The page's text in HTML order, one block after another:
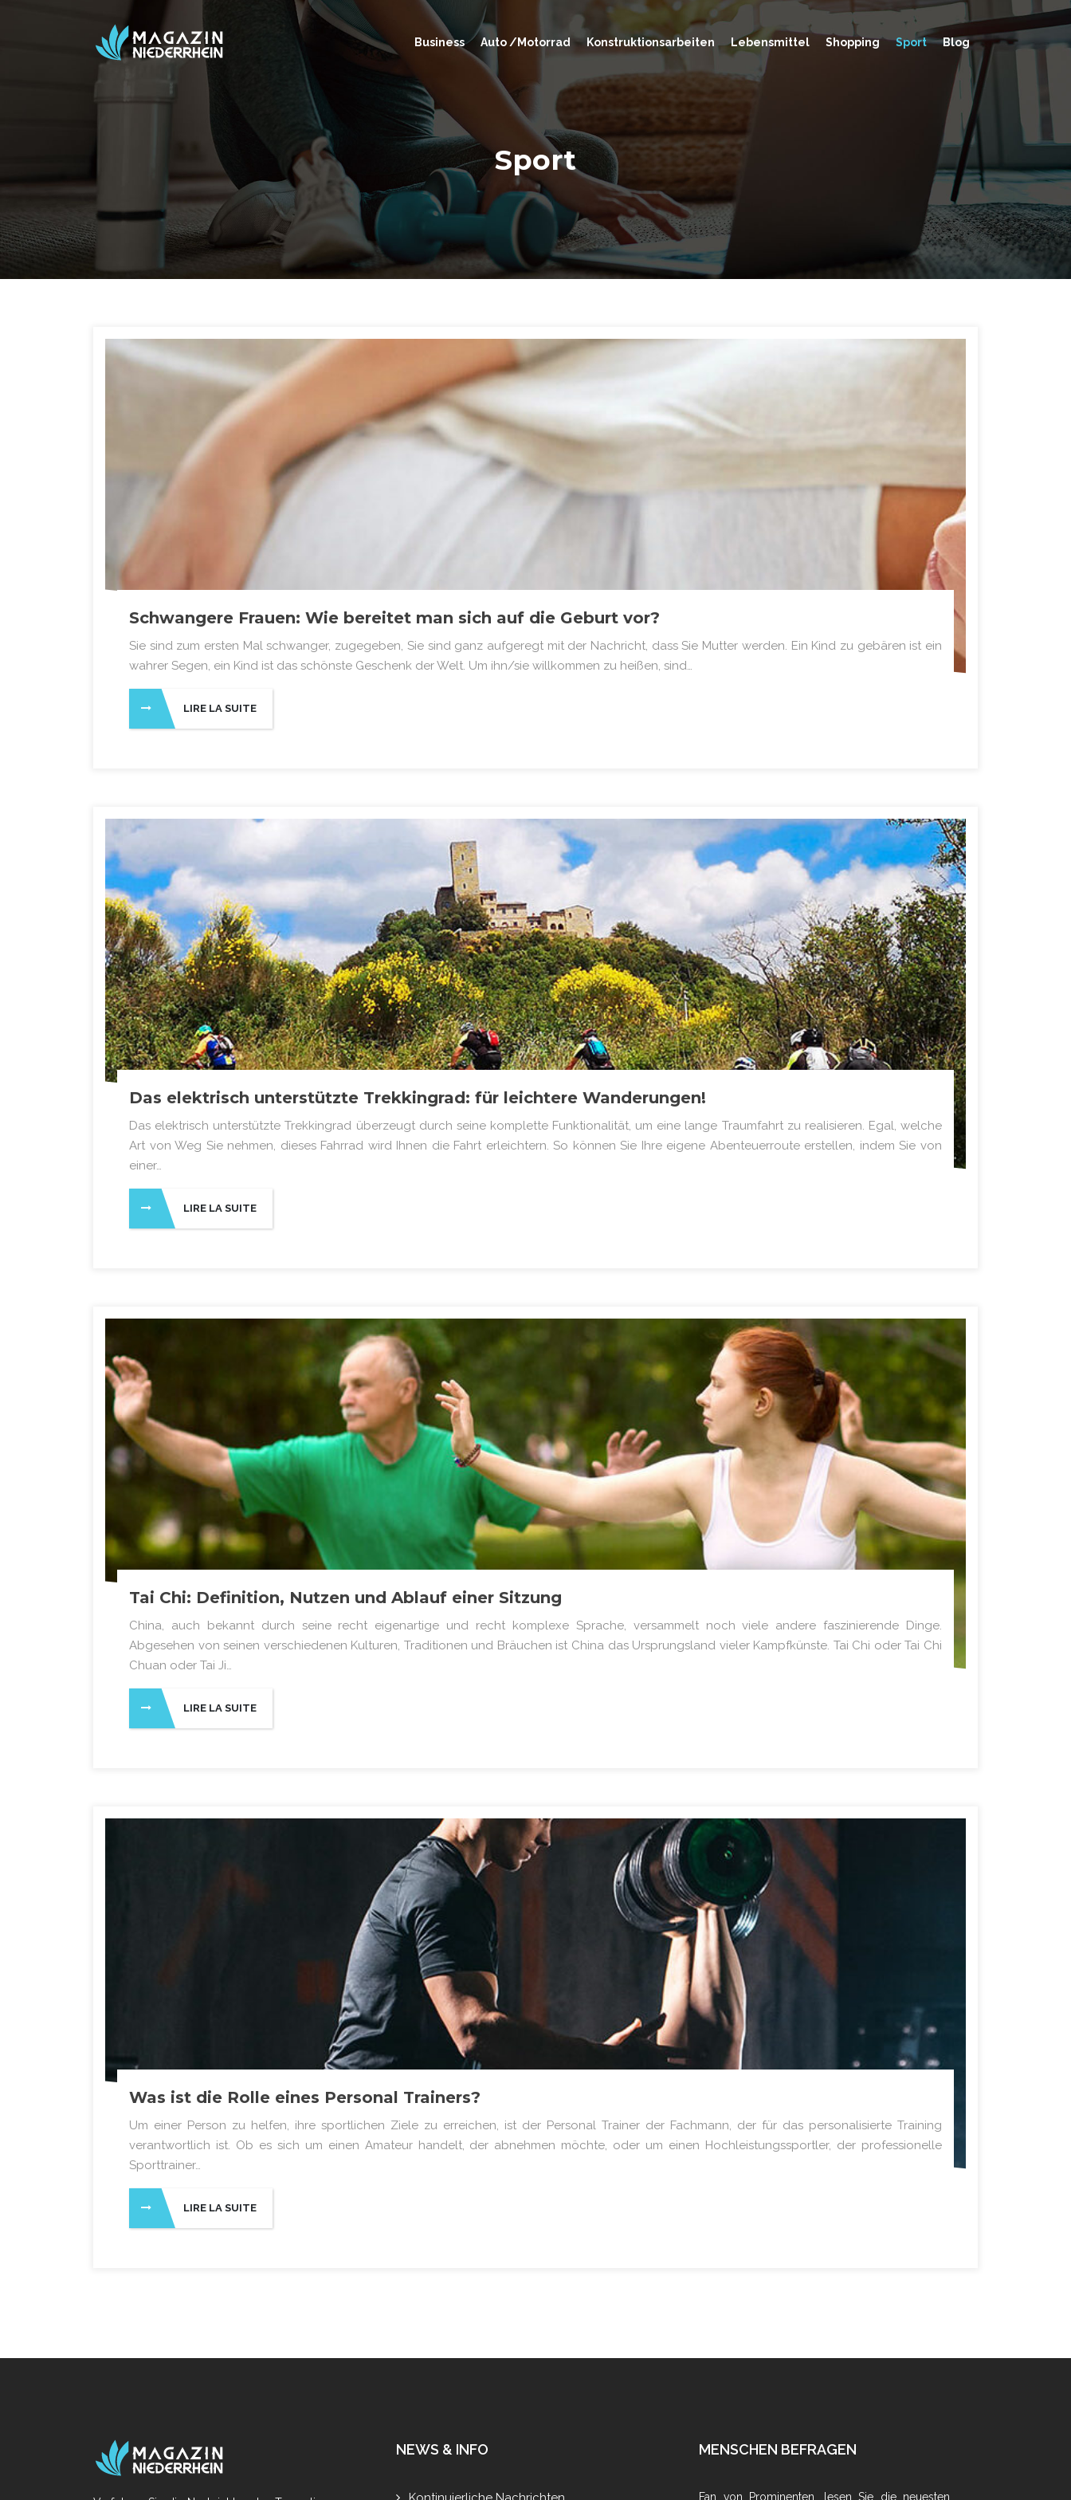
Business Auto /Motorrad Konstruktionsarbeiten Lebensmittel Shopping Sport Blog
Sport
Schwangere Frauen: Wie bereitet man sich auf die Geburt vor?
Sie sind zum ersten Mal schwanger, zugegeben, Sie sind ganz aufgeregt mit der Nachricht, dass Sie Mutter werden. Ein Kind zu gebären ist ein
wahrer Segen, ein Kind ist das schönste Geschenk der Welt. Um ihn/sie willkommen zu heißen, sind…
LIRE LA SUITE
Das elektrisch unterstützte Trekkingrad: für leichtere Wanderungen!
Das elektrisch unterstützte Trekkingrad überzeugt durch seine komplette Funktionalität, um eine lange Traumfahrt zu realisieren. Egal, welche
Art von Weg Sie nehmen, dieses Fahrrad wird Ihnen die Fahrt erleichtern. So können Sie Ihre eigene Abenteuerroute erstellen, indem Sie von
einer…
LIRE LA SUITE
Tai Chi: Definition, Nutzen und Ablauf einer Sitzung
China, auch bekannt durch seine recht eigenartige und recht komplexe Sprache, versammelt noch viele andere faszinierende Dinge.
Abgesehen von seinen verschiedenen Kulturen, Traditionen und Bräuchen ist China das Ursprungsland vieler Kampfkünste. Tai Chi oder Tai Chi
Chuan oder Tai Ji…
LIRE LA SUITE
Was ist die Rolle eines Personal Trainers?
Um einer Person zu helfen, ihre sportlichen Ziele zu erreichen, ist der Personal Trainer der Fachmann, der für das personalisierte Training
verantwortlich ist. Ob es sich um einen Amateur handelt, der abnehmen möchte, oder um einen Hochleistungssportler, der professionelle
Sporttrainer…
LIRE LA SUITE
NEWS & INFO MENSCHEN BEFRAGEN
Fan von Prominenten, lesen Sie die neuesten